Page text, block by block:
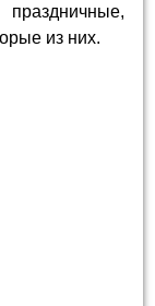
праздничные,
из них.